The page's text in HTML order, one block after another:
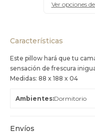
Ver opciones
Características
Este pillow hará que tu
sensación de frescura
Medidas: 88 x 188 x 04
Ambientes Dormitorio
Envíos